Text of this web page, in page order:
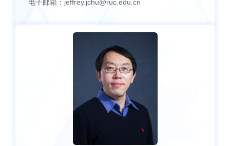
电子邮箱： jeffrey.jchu@ruc.edu.cn